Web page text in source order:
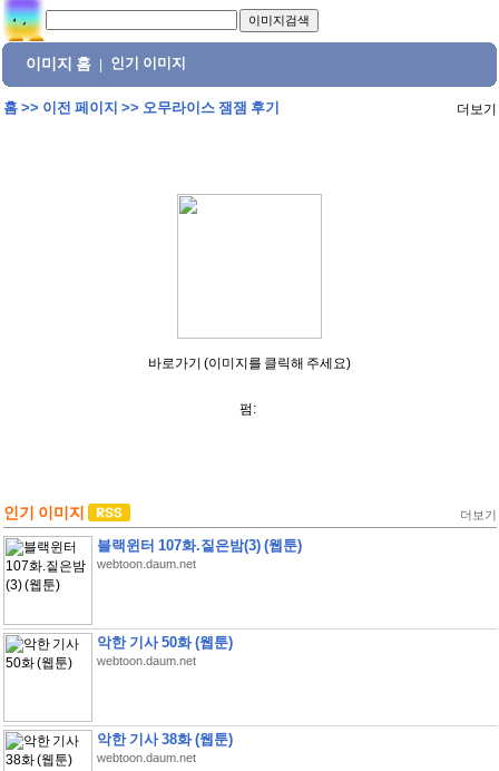
이미지 홈 인기 이미지
홈>> 이전 페이지 >> 오무라이스 잼잼 후기 더보기
바로가기 (이미지를 클릭해 주세요)
펌:
인기 이미지 더보기
블랙윈터 107화.짙은밤(3) (웹툰)
webtoon.daum.net
악한 기사 50화 (웹툰)
webtoon.daum.net
악한 기사 38화 (웹툰)
webtoon.daum.net